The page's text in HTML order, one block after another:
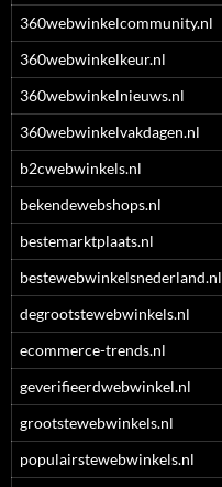
360webwinkelcommunity.nl
360webwinkelkeur.nl
360webwinkelnieuws.nl
360webwinkelvakdagen.nl
b2cwebwinkels.nl
bekendewebshops.nl
bestemarktplaats.nl
bestewebwinkelsnederland.nl
degrootstewebwinkels.nl
ecommerce-trends.nl
geverifieerdwebwinkel.nl
grootstewebwinkels.nl
populairstewebwinkels.nl